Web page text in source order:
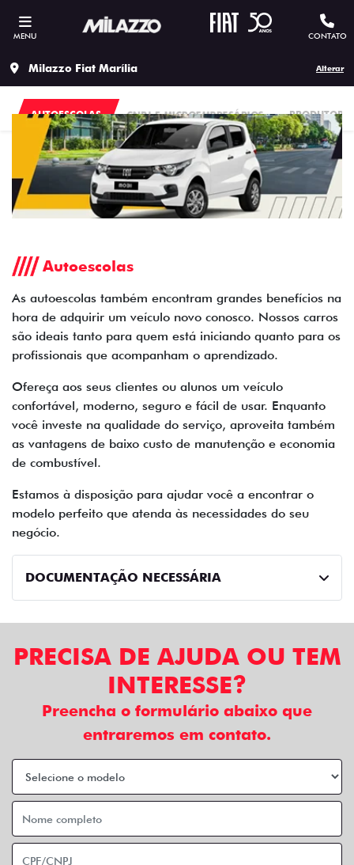
MENU CONTATO
Milazzo Fiat Marília Alterar
CNPJ E MICROEMPRESÁRIOS
AUTOESCOLAS
Autoescolas
As autoescolas também encontram grandes benefícios na
hora de adquirir um veículo novo conosco. Nossos carros
são ideais tanto para quem está iniciando quanto para os
profissionais que acompanham o aprendizado.
Ofereça aos seus clientes ou alunos um veículo
confortável, moderno, seguro e fácil de usar. Enquanto
você investe na qualidade do serviço, aproveita também
as vantagens de baixo custo de manutenção e economia
de combustível.
Estamos à disposição para ajudar você a encontrar o
modelo perfeito que atenda às necessidades do seu
negócio.
DOCUMENTAÇÃO NECESSÁRIA
PRECISA DE AJUDA OU TEM
INTERESSE?
Preencha o formulário abaixo que
entraremos em contato.